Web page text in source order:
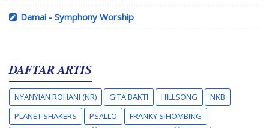
Damai - Symphony Worship
DAFTAR ARTIS
NYANYIAN ROHANI (NR) GITA BAKTI HILLSONG
NKB
PLANET SHAKERS
PSALLO
FRANKY SIHOMBING